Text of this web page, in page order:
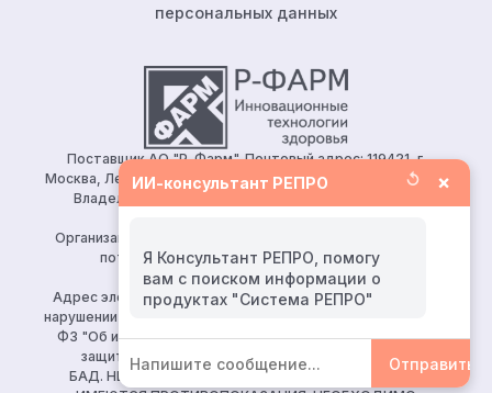
персональных данных
Поставщик АО "Р-Фарм". Почтовый адрес: 119421, г.
Москва, Ленинский проспект, д.111, корп.1, этаж 5, ком.128.
Владелец сайта: АО «Р-Фарм» 123154, Москва, ул.
Организация, уполномоченная принимать претензии от
потребителей: ООО «Р-Фарм Косметикс»
Тел:+7 (495) 165 10 75
Адрес электронной почты для направления заявления о
нарушении авторских и (или) смежных прав (ч. 2 ст. 10, 149-
ФЗ "Об информации, информационных технологиях и о
защите информации")
reproapotheka@rpharm.ru
БАД. НЕ ЯВЛЯЕТСЯ ЛЕКАРСТВЕННЫМ СРЕДСТВОМ.
ИИ-консультант РЕПРО ↺ ×
Я Консультант РЕПРО, помогу
вам с поиском информации о
Отправить